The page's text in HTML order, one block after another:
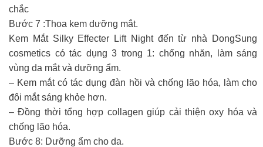
chắc
Bước 7 :Thoa kem dưỡng mắt.
Kem Mắt Silky Effecter Lift Night đến từ nhà DongSung
cosmetics có tác dụng 3 trong 1: chống nhăn, làm sáng
vùng da mắt và dưỡng ẩm.
– Kem mắt có tác dụng đàn hồi và chống lão hóa, làm cho
đôi mắt sáng khỏe hơn.
– Đồng thời tổng hợp collagen giúp cải thiện oxy hóa và
chống lão hóa.
Bước 8: Dưỡng ẩm cho da.